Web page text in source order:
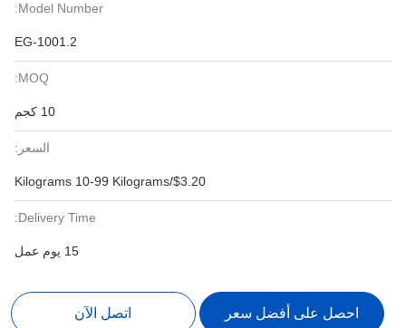
Model Number:
EG-1001.2
MOQ:
10 كجم
السعر:
$3.20/Kilograms 10-99 Kilograms
Delivery Time:
15 يوم عمل
احصل على أفضل سعر اتصل الآن